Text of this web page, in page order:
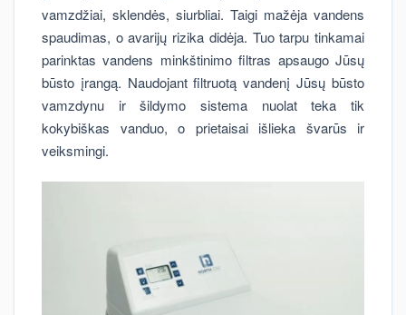
vamzdžiai, sklendės, siurbliai. Taigi mažėja vandens
spaudimas, o avarijų rizika didėja. Tuo tarpu tinkamai
parinktas vandens minkštinimo filtras apsaugo Jūsų
būsto įrangą. Naudojant filtruotą vandenį Jūsų būsto
vamzdynu ir šildymo sistema nuolat teka tik
kokybiškas vanduo, o prietaisai išlieka švarūs ir
veiksmingi.